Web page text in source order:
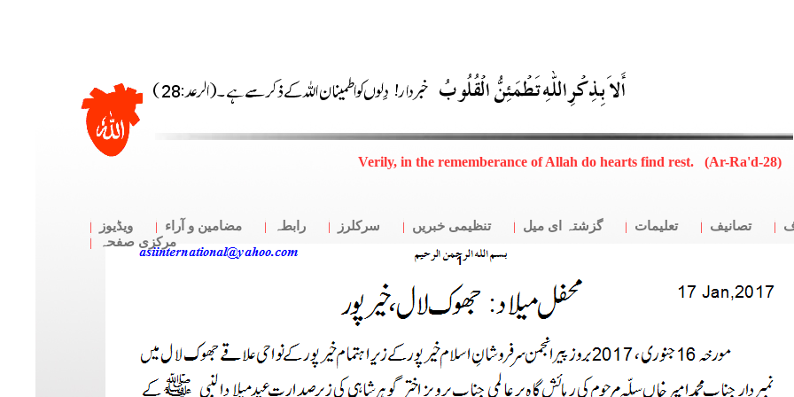
Verily, in the rememberance of Allah do hearts find rest. (Ar-Ra'd-28)
تصانیف تعلیمات گزشتہ ای میل تنظیمی خبریں سرکلرز رابطہ مضامین و آراء
ویڈیوز
مرکزی صفحہ